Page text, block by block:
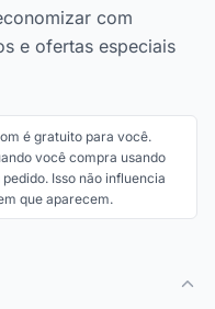
com
e ofertas especiais
é gratuito para você.
você compra usando
Isso não influencia
que aparecem.